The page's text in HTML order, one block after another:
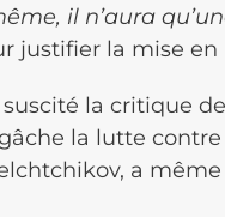
il n’aura
justifier la mise
la critique
la lutte
a même